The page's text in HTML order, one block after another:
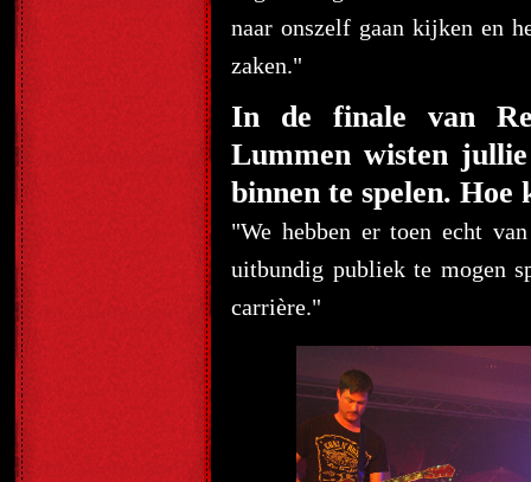
naar onszelf gaan kijken en
zaken."
In de finale van
Lummen wisten
binnen te spelen.
"We hebben er toen echt
uitbundig publiek te mogen
carrière."